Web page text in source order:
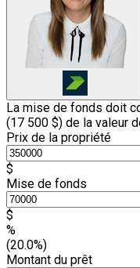
La mise de fonds doit
(17 500 $) de la valeur
Prix de la propriété
$
Mise de fonds
$
%
(20.0%)
Montant du prêt